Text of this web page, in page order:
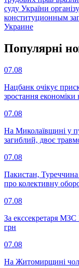
суду України
конституционным
Украине
Популярнi
07.08
Нацбанк очікує
зростання економіки
07.08
На Миколаївщині у
загиблий, двоє
07.08
Пакистан, Туреччина
про колективну
07.08
За екссекретаря МЗС
грн
07.08
На Житомирщині